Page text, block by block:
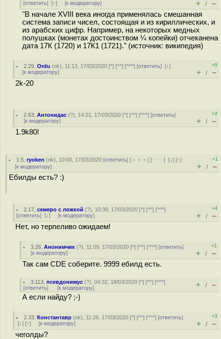
[ответить] [↑] [к модератору] + / –
"В начале XVIII века иногда применялась смешанная
система записи чисел, состоящая и из кириллических, и
из арабских цифр. Например, на некоторых медных
полушках (монетах достоинством ¼ копейки) отчеканена
дата 17К (1720) и 17К1 (1721)." (источник: википедия)
2.29 ,Ordu (ok), 11:13, 17/03/2020 [^] [^^] [^^^] [ответить][↑]
[к модератору]
+5
+ / –
2k-20
2.63 ,Антонидас (?), 14:21, 17/03/2020 [^] [^^] [^^^] [ответить]
[к модератору]
+2
+ / –
1.9k80!
1.5 ,ryoken (ok), 10:00, 17/03/2020 [ответить] [ ﹢﹢﹢] [ · · ·][↓] [↑]
[к модератору]
+1
+ / –
Ебилды есть? :)
2.17 ,семеро с ложкой (?), 10:39, 17/03/2020 [^] [^^] [^^^]
[ответить] [↓] [к модератору]
+4
+ / –
Нет, но терпеливо ожидаем!
3.26 ,Анонимчик (?), 11:09, 17/03/2020 [^] [^^] [^^^] [ответить]
[к модератору]
+1
+ / –
Так сам CDE соберите. 9999 ебилд есть.
3.113 ,псевдонимус (?), 04:32, 18/03/2020 [^] [^^] [^^^]
[ответить] [к модератору] + / –
А если найду? ;-)
2.33 ,Константавр (ok), 11:26, 17/03/2020 [^] [^^] [^^^] [ответить]
[↓] [↑] [к модератору]
+3
+ / –
чеголды?